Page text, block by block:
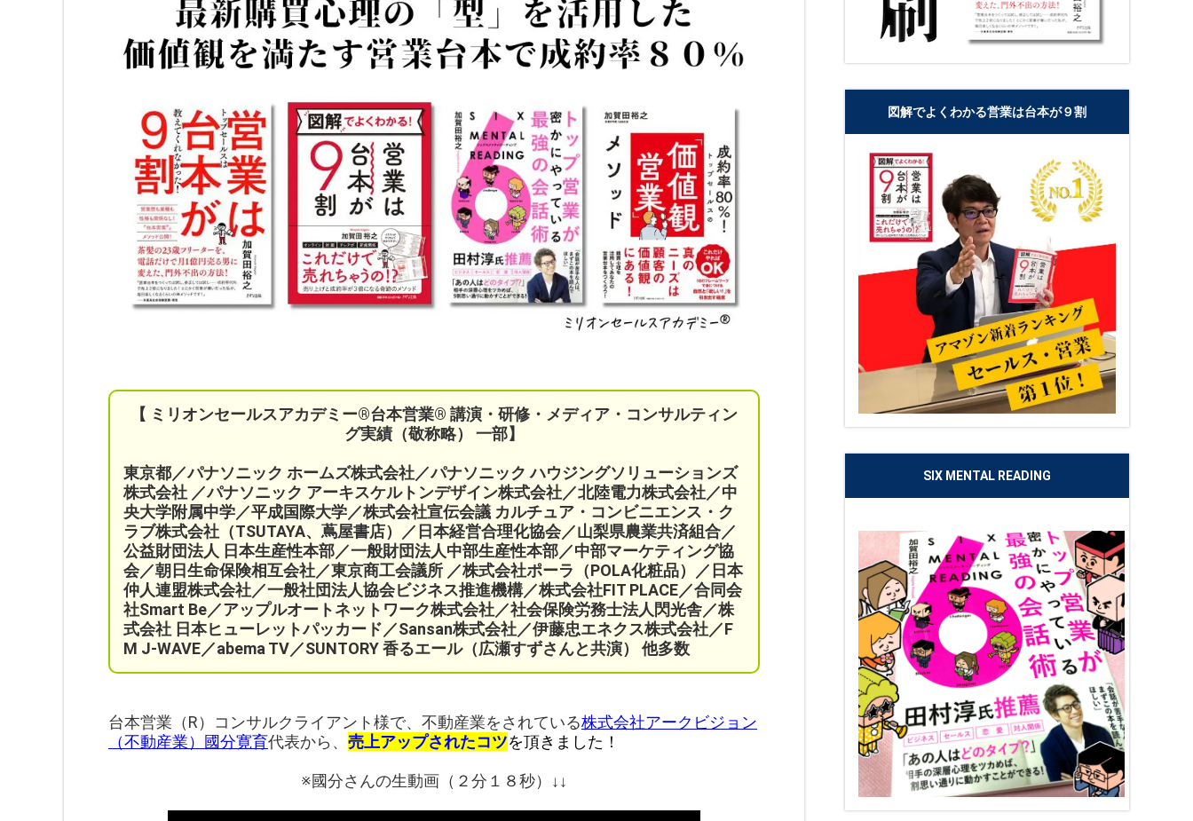
【 ミリオンセールスアカデミー®︎台本営業®︎ 講演・研修・メディア・コンサルティン
グ実績（敬称略） 一部】
東京都／パナソニック ホームズ株式会社／パナソニック ハウジングソリューションズ
株式会社 ／パナソニック アーキスケルトンデザイン株式会社／北陸電力株式会社／中
央大学附属中学／平成国際大学／株式会社宣伝会議 カルチュア・コンビニエンス・ク
ラブ株式会社（TSUTAYA、蔦屋書店）／ 日本経営合理化協会／山梨県農業共済組合／
公益財団法人 日本生産性本部／一般財団法人中部生産性本部／中部マーケティング協
会／朝日生命保険相互会社／東京商工会議所 ／株式会社ポーラ（POLA化粧品）
／日本
仲人連盟株式会社／一般社団法人協会ビジネス推進機構／株式会社FIT PLACE／合同会
社Smart Be／アップルオートネットワーク株式会社／社会保険労務士法人閃光舎／株
式会社 日本ヒューレットパッカード／Sansan株式会社／伊藤忠エネクス株式会社／F
M J-WAVE／abema TV／SUNTORY 香るエール（広瀬すずさんと共演） 他多数
台本営業（R）コンサルクライアント様で、不動産業をされている株式会社アークビジョン
（不動産業）國分寛育代表から、 売上アップされたコツを頂きました！
※國分さんの生動画（２分１８秒）↓↓
図解でよくわかる営業は台本が９割
SIX MENTAL READING